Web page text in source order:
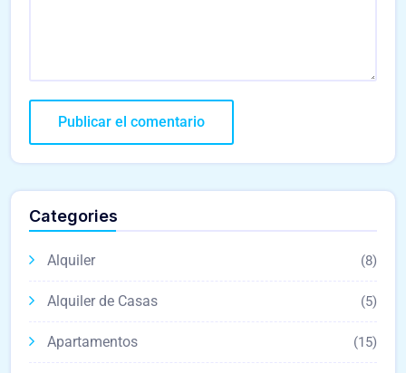
Categories
Alquiler (8)
Alquiler de Casas (5)
Apartamentos (15)